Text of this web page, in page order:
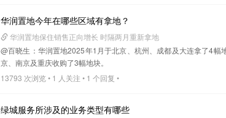
华润置地今年在哪些区域有拿地？
华润置地保住销售正向增长 时隔两月重新拿地
@百晓生 ：华润置地2025年1月于北京、杭州、成都及大连拿了4
京、南京及重庆收购了3幅地块。
13793 次浏览 • 1 人关注 • 1 个回复 •
绿城服务所涉及的业务类型有哪些